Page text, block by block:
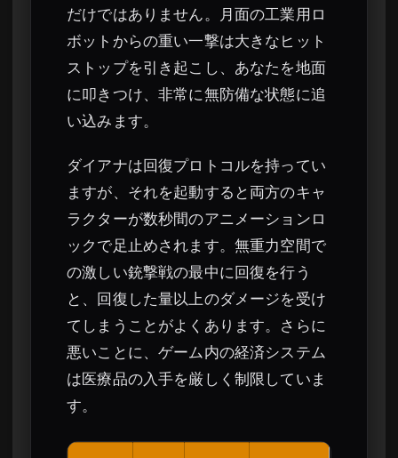
だけではありません。月面の工業用ロ
ボットからの重い一撃は大きなヒット
ストップを引き起こし、あなたを地面
に叩きつけ、非常に無防備な状態に追
い込みます。
ダイアナは回復プロトコルを持ってい
ますが、それを起動すると両方のキャ
ラクターが数秒間のアニメーションロ
ックで足止めされます。無重力空間で
の激しい銃撃戦の最中に回復を行う
と、回復した量以上のダメージを受け
てしまうことがよくあります。さらに
悪いことに、ゲーム内の経済システム
は医療品の入手を厳しく制限していま
す。